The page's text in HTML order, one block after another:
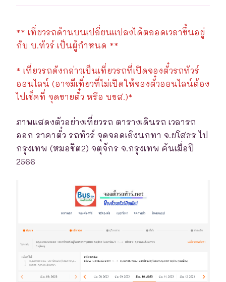
** เที่ยวรถด้านบนเปลี่ยนแปลงได้ตลอดเวลาขึ้นอยู่
กับ บ.ทัวร์ เป็นผู้กำหนด **
* เที่ยวรถดังกล่าวเป็นเที่ยวรถที่เปิดจองตั๋วรถทัวร์
ออนไลน์ (อาจมีเที่ยวที่ไม่เปิดให้จองตั๋วออนไลน์ต้อง
ไปเช็คที่ จุดขายตั๋ว หรือ บขส.)*
ภาพแสดงตัวอย่างเที่ยวรถ ตารางเดินรถ เวลารถ
ออก ราคาตั๋ว รถทัวร์ จุดจอดเลิงนกทา จ.ยโสธร ไป
กรุงเทพ (หมอชิต2) จตุจักร จ.กรุงเทพ ค้นเมื่อปี
2566